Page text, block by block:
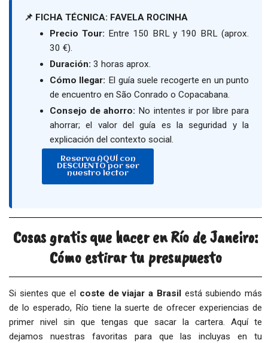
📌 FICHA TÉCNICA: FAVELA ROCINHA
Precio Tour: Entre 150 BRL y 190 BRL (aprox.
30 €).
Duración: 3 horas aprox.
Cómo llegar: El guía suele recogerte en un punto
de encuentro en São Conrado o Copacabana.
Consejo de ahorro: No intentes ir por libre para
ahorrar; el valor del guía es la seguridad y la
explicación del contexto social.
Reserva AQUÍ con
DESCUENTO por ser
nuestro lector
Cosas gratis que hacer en Río de Janeiro:
Cómo estirar tu presupuesto
Si sientes que el coste de viajar a Brasilestá subiendo más
de lo esperado, Río tiene la suerte de ofrecer experiencias de
primer nivel sin que tengas que sacar la cartera. Aquí te
dejamos nuestras favoritas para que las incluyas en tu